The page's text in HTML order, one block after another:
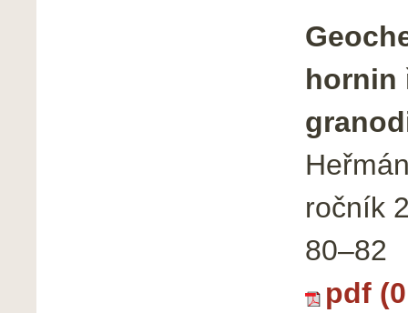
hornin
ročník
80–82
pdf